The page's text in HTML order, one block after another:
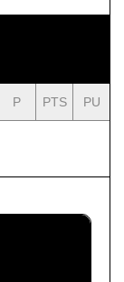
P PTS PU